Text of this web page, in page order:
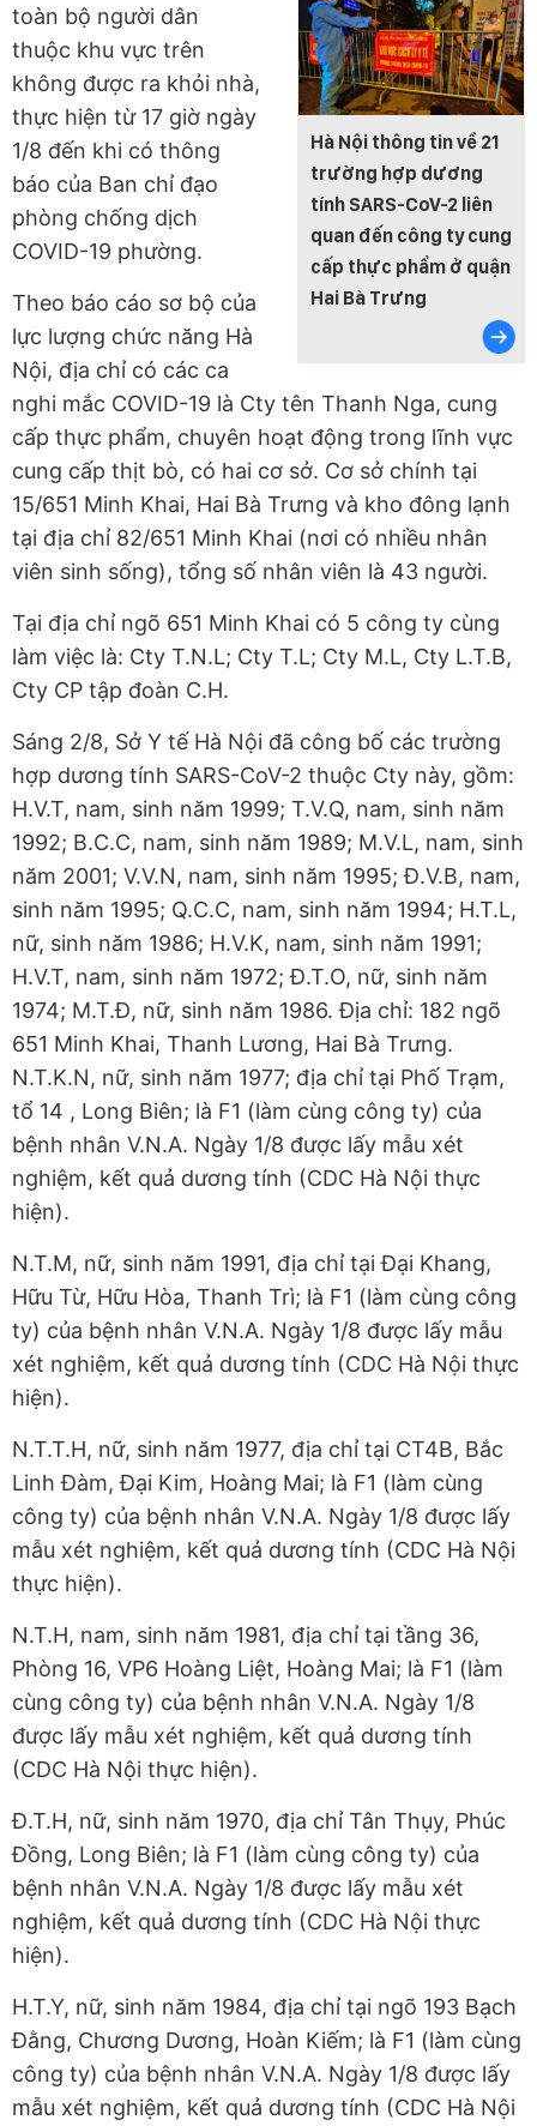
Hà Nội thông tin về 21
trường hợp dương
tính SARS-CoV-2 liên
quan đến công ty cung
cấp thực phẩm ở quận
Hai Bà Trưng
toàn bộ người dân
thuộc khu vực trên
không được ra khỏi nhà,
thực hiện từ 17 giờ ngày
1/8 đến khi có thông
báo của Ban chỉ đạo
phòng chống dịch
COVID-19 phường.
Theo báo cáo sơ bộ của
lực lượng chức năng Hà
Nội, địa chỉ có các ca
nghi mắc COVID-19 là Cty tên Thanh Nga, cung
cấp thực phẩm, chuyên hoạt động trong lĩnh vực
cung cấp thịt bò, có hai cơ sở. Cơ sở chính tại
15/651 Minh Khai, Hai Bà Trưng và kho đông lạnh
tại địa chỉ 82/651 Minh Khai (nơi có nhiều nhân
viên sinh sống), tổng số nhân viên là 43 người.
Tại địa chỉ ngõ 651 Minh Khai có 5 công ty cùng
làm việc là: Cty T.N.L; Cty T.L; Cty M.L, Cty L.T.B,
Cty CP tập đoàn C.H.
Sáng 2/8, Sở Y tế Hà Nội đã công bố các trường
hợp dương tính SARS-CoV-2 thuộc Cty này, gồm:
H.V.T, nam, sinh năm 1999; T.V.Q, nam, sinh năm
1992; B.C.C, nam, sinh năm 1989; M.V.L, nam, sinh
năm 2001; V.V.N, nam, sinh năm 1995; Đ.V.B, nam,
sinh năm 1995; Q.C.C, nam, sinh năm 1994; H.T.L,
nữ, sinh năm 1986; H.V.K, nam, sinh năm 1991;
H.V.T, nam, sinh năm 1972; Đ.T.O, nữ, sinh năm
1974; M.T.Đ, nữ, sinh năm 1986. Địa chỉ: 182 ngõ
651 Minh Khai, Thanh Lương, Hai Bà Trưng.
N.T.K.N, nữ, sinh năm 1977; địa chỉ tại Phố Trạm,
tổ 14 , Long Biên; là F1 (làm cùng công ty) của
bệnh nhân V.N.A. Ngày 1/8 được lấy mẫu xét
nghiệm, kết quả dương tính (CDC Hà Nội thực
hiện).
N.T.M, nữ, sinh năm 1991, địa chỉ tại Đại Khang,
Hữu Từ, Hữu Hòa, Thanh Trì; là F1 (làm cùng công
ty) của bệnh nhân V.N.A. Ngày 1/8 được lấy mẫu
xét nghiệm, kết quả dương tính (CDC Hà Nội thực
hiện).
N.T.T.H, nữ, sinh năm 1977, địa chỉ tại CT4B, Bắc
Linh Đàm, Đại Kim, Hoàng Mai; là F1 (làm cùng
công ty) của bệnh nhân V.N.A. Ngày 1/8 được lấy
mẫu xét nghiệm, kết quả dương tính (CDC Hà Nội
thực hiện).
N.T.H, nam, sinh năm 1981, địa chỉ tại tầng 36,
Phòng 16, VP6 Hoàng Liệt, Hoàng Mai; là F1 (làm
cùng công ty) của bệnh nhân V.N.A. Ngày 1/8
được lấy mẫu xét nghiệm, kết quả dương tính
(CDC Hà Nội thực hiện).
Đ.T.H, nữ, sinh năm 1970, địa chỉ Tân Thụy, Phúc
Đồng, Long Biên; là F1 (làm cùng công ty) của
bệnh nhân V.N.A. Ngày 1/8 được lấy mẫu xét
nghiệm, kết quả dương tính (CDC Hà Nội thực
hiện).
H.T.Y, nữ, sinh năm 1984, địa chỉ tại ngõ 193 Bạch
Đằng, Chương Dương, Hoàn Kiếm; là F1 (làm cùng
công ty) của bệnh nhân V.N.A. Ngày 1/8 được lấy
mẫu xét nghiệm, kết quả dương tính (CDC Hà Nội